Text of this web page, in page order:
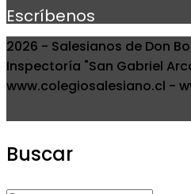
Escríbenos
2026 - Salesianos de Don
Inspectoría "San Gabriel
www.colegiosalesiano.cl -
Buscar